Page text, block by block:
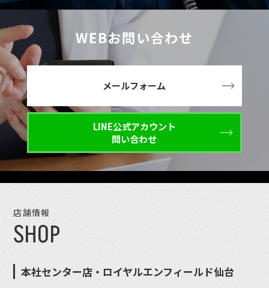
WEBお問い合わせ
メールフォーム
LINE公式アカウント
問い合わせ
店舗情報
SHOP
本社センター店・ロイヤルエンフィールド仙台